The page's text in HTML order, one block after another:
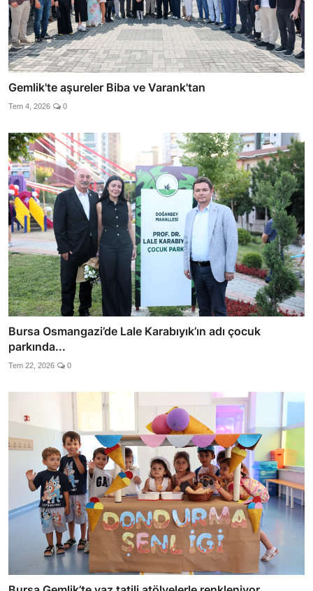
Gemlik'te aşureler Biba ve Varank'tan
Tem 4, 2026 0
Bursa Osmangazi’de Lale Karabıyık’ın adı çocuk
parkında...
Tem 22, 2026 0